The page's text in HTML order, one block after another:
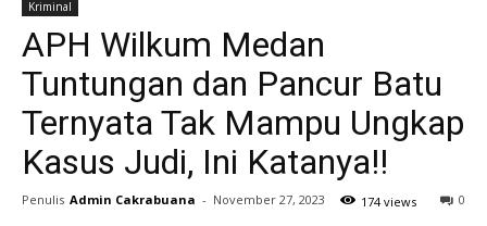
Kriminal
APH Wilkum Medan
Tuntungan dan Pancur Batu
Ternyata Tak Mampu Ungkap
Kasus Judi, Ini Katanya!!
Penulis Admin Cakrabuana - November 27, 2023 0
174 views